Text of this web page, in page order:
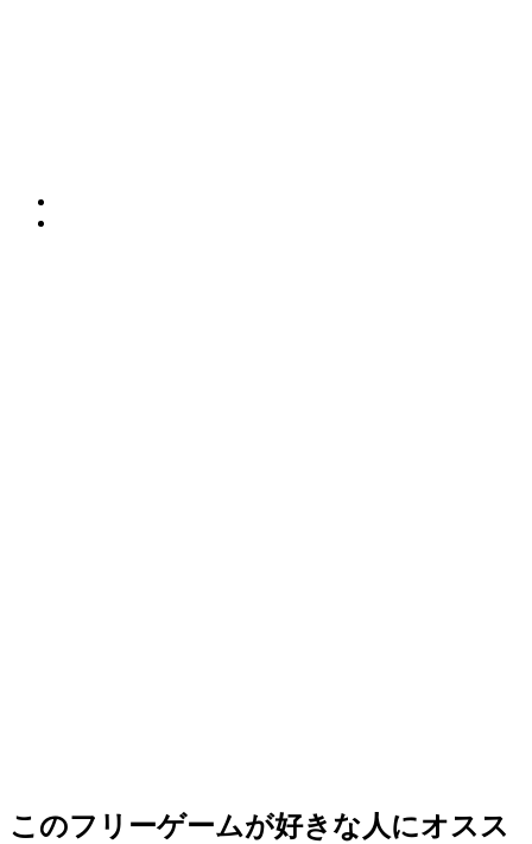
このフリーゲームが好きな人にオスス